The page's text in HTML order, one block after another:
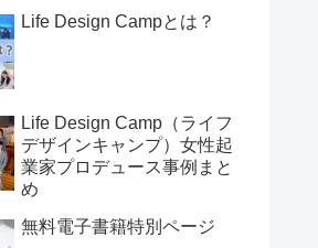
Life Design Campとは？
Life Design Camp（ライフ
デザインキャンプ）女性起
業家プロデュース事例まと
め
無料電子書籍特別ページ